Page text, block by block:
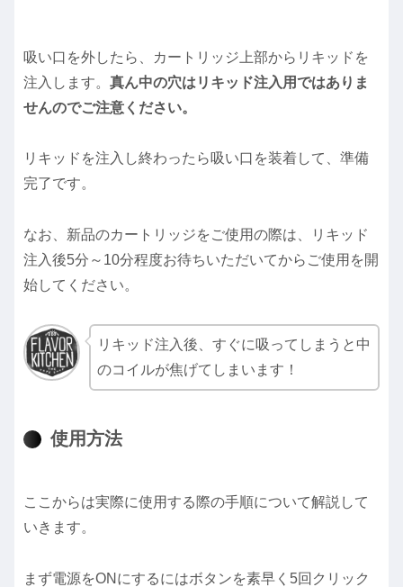
吸い口を外したら、カートリッジ上部からリキッドを
注入します。 真ん中の穴はリキッド注入用ではありま
せんのでご注意ください。
リキッドを注入し終わったら吸い口を装着して、準備
完了です。
なお、新品のカートリッジをご使用の際は、リキッド
注入後5分～10分程度お待ちいただいてからご使用を開
始してください。
リキッド注入後、すぐに吸ってしまうと中
のコイルが焦げてしまいます！
使用方法
ここからは実際に使用する際の手順について解説して
いきます。
まず電源をONにするにはボタンを素早く5回クリック